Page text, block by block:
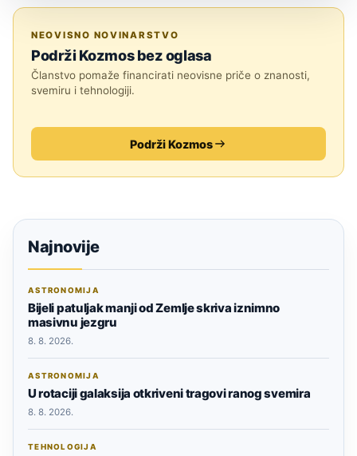
NEOVISNO NOVINARSTVO
Podrži Kozmos bez oglasa
Članstvo pomaže financirati neovisne priče o znanosti,
svemiru i tehnologiji.
Podrži Kozmos
Najnovije
ASTRONOMIJA
Bijeli patuljak manji od Zemlje skriva iznimno
masivnu jezgru
8. 8. 2026.
ASTRONOMIJA
U rotaciji galaksija otkriveni tragovi ranog svemira
8. 8. 2026.
TEHNOLOGIJA